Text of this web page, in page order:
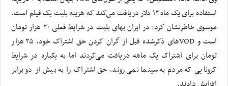
استفاده برای یک ماه ۱۲ دلار دریافت می‌کند که هزینه بلیت یک فیلم است.
موسوی خاطرنشان کرد: در ایران بهای بلیت در شرایط فعلی ۲۰ هزار تومان
است و VODهای ذکرشده قبل از گران کردن حق اشتراک خود، ۲۵ هزار
تومان برای اشتراک یک ماهه دریافت می‌کردند اما به یکباره در شرایط
کرونایی که مردم به سینما نمی روند، حق اشتراک را به بیش از دو برابر